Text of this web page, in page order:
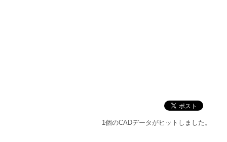
1個のCADデータがヒットしました。